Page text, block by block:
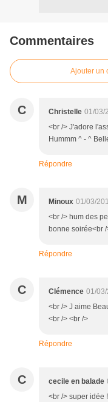
Commentaires
Ajouter un
C Christelle 01/03/
<br /> J'adore
Hummm ^ - ^
Répondre
M Minoux 01/03/
<br /> hum des
bonne soirée<br
Répondre
C Clémence 01/
<br /> J aime
<br /> <br />
Répondre
C cecile en balade
<br /> super idée